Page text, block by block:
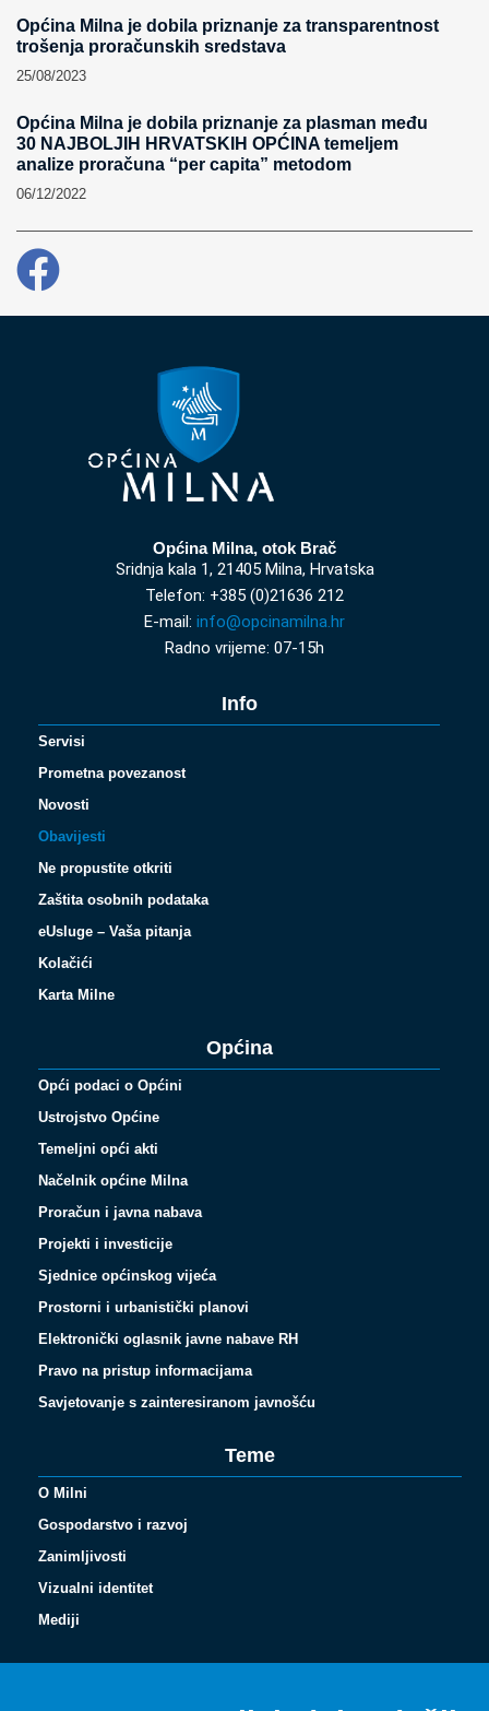
Općina Milna je dobila priznanje za transparentnost
trošenja proračunskih sredstava
25/08/2023
Općina Milna je dobila priznanje za plasman među
30 NAJBOLJIH HRVATSKIH OPĆINA temeljem
analize proračuna “per capita” metodom
06/12/2022
Općina Milna, otok Brač
Sridnja kala 1, 21405 Milna, Hrvatska
Telefon: +385 (0)21636 212
E-mail: info@opcinamilna.hr
Radno vrijeme: 07-15h
Info
Servisi
Prometna povezanost
Novosti
Obavijesti
Ne propustite otkriti
Zaštita osobnih podataka
eUsluge – Vaša pitanja
Kolačići
Karta Milne
Općina
Opći podaci o Općini
Ustrojstvo Općine
Temeljni opći akti
Načelnik općine Milna
Proračun i javna nabava
Projekti i investicije
Sjednice općinskog vijeća
Prostorni i urbanistički planovi
Elektronički oglasnik javne nabave RH
Pravo na pristup informacijama
Savjetovanje s zainteresiranom javnošću
Teme
O Milni
Gospodarstvo i razvoj
Zanimljivosti
Vizualni identitet
Mediji